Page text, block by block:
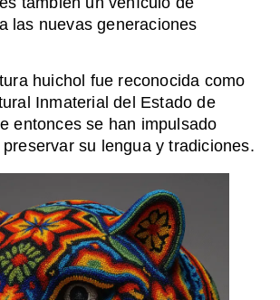
las nuevas generaciones
huichol fue reconocida como
Inmaterial del Estado de
entonces se han impulsado
su lengua y tradiciones.